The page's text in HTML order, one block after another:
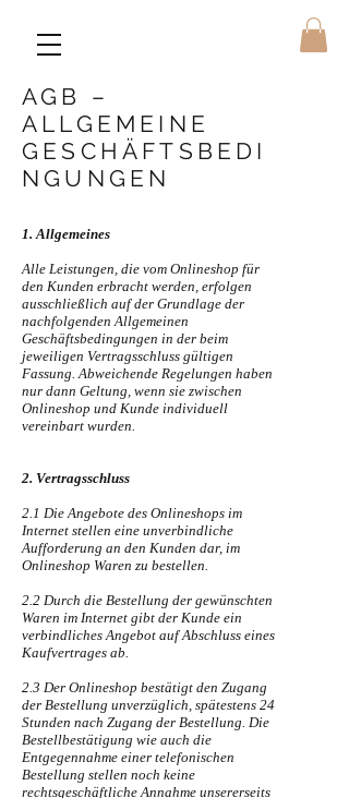
AGB –
ALLGEMEINE
GESCHÄFTSBEDI
NGUNGEN
1. Allgemeines
Alle Leistungen, die vom Onlineshop für
den Kunden erbracht werden, erfolgen
ausschließlich auf der Grundlage der
nachfolgenden Allgemeinen
Geschäftsbedingungen in der beim
jeweiligen Vertragsschluss gültigen
Fassung. Abweichende Regelungen haben
nur dann Geltung, wenn sie zwischen
Onlineshop und Kunde individuell
vereinbart wurden.
2. Vertragsschluss
2.1 Die Angebote des Onlineshops im
Internet stellen eine unverbindliche
Aufforderung an den Kunden dar, im
Onlineshop Waren zu bestellen.
2.2 Durch die Bestellung der gewünschten
Waren im Internet gibt der Kunde ein
verbindliches Angebot auf Abschluss eines
Kaufvertrages ab.
2.3 Der Onlineshop bestätigt den Zugang
der Bestellung unverzüglich, spätestens 24
Stunden nach Zugang der Bestellung. Die
Bestellbestätigung wie auch die
Entgegennahme einer telefonischen
Bestellung stellen noch keine
rechtsgeschäftliche Annahme unsererseits